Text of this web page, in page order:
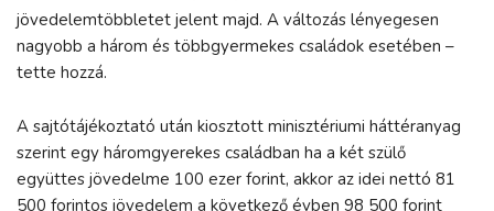
jövedelemtöbbletet jelent majd. A változás lényegesen
nagyobb a három és többgyermekes családok esetében –
tette hozzá.
A sajtótájékoztató után kiosztott minisztériumi háttéranyag
szerint egy háromgyerekes családban ha a két szülő
együttes jövedelme 100 ezer forint, akkor az idei nettó 81
500 forintos jövedelem a következő évben 98 500 forint